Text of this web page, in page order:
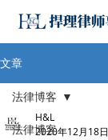
文章
法律博客
法律博客
H&L
2020年12月18日